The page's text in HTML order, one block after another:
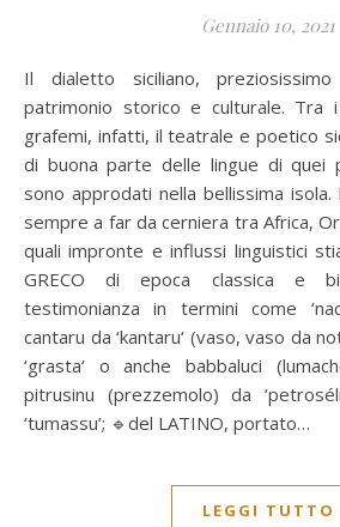
Gennaio 10, 2021
Il dialetto siciliano, preziosissimo e importantissimo
patrimonio storico e culturale. Tra
grafemi, infatti, il teatrale e poetico
di buona parte delle lingue di quei
sono approdati nella bellissima
sempre a far da cerniera tra Africa,
quali impronte e influssi linguistici
GRECO di epoca classica e
testimonianza in termini come
cantaru da ‘kantaru‘ (vaso, vaso da
‘grasta‘ o anche babbaluci
pitrusinu (prezzemolo) da
‘tumassu’; 🔹del LATINO, portato…
LEGGI TUTTO